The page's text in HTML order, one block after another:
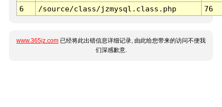
6
/source/class/jzmysql.class.php 76
www.365jz.com 已经将此出错信息详细记录, 由此给您带来的访问不便我
们深感歉意.